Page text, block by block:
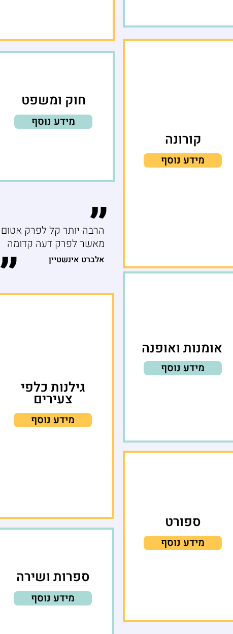
חוק ומשפט
מידע נוסף
הרבה יותר קל לפרק אטום
מאשר לפרק דעה קדומה
״
״
אלברט אינשטיין
גילנות כלפי
צעירים
מידע נוסף
ספרות ושירה
מידע נוסף
קורונה
מידע נוסף
אומנות ואופנה
מידע נוסף
ספורט
מידע נוסף